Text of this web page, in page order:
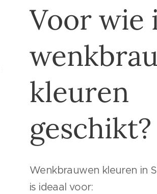
Voor wie
kleuren
geschikt?
Wenkbrauwen kleuren in
is ideaal voor: